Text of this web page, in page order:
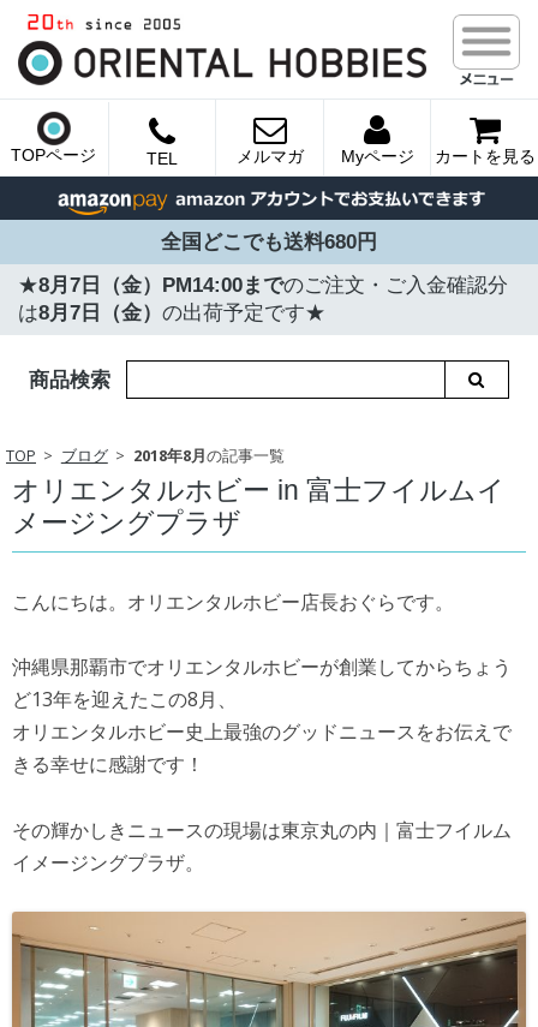
TOPページ TEL メルマガ Myページ カートを見る
全国どこでも送料680円
★8月7日（金）PM14:00までのご注文・ご入金確認分
は8月7日（金） の出荷予定です★
商品検索
TOP ブログ 2018年8月の記事一覧
オリエンタルホビー in 富士フイルムイ
メージングプラザ
こんにちは。オリエンタルホビー店長おぐらです。
沖縄県那覇市でオリエンタルホビーが創業してからちょう
ど13年を迎えたこの8月、
オリエンタルホビー史上最強のグッドニュースをお伝えで
きる幸せに感謝です！
その輝かしきニュースの現場は東京丸の内｜富士フイルム
イメージングプラザ。